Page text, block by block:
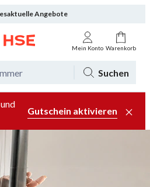
Angebote
Mein Konto Warenkorb
Suchen
Gutschein aktivieren